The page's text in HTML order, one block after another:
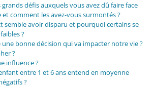
défis auxquels vous avez dû faire face
comment les avez-vous surmontés ?
semble avoir disparu et pourquoi certains se
?
bonne décision qui va impacter notre vie ?
?
influence ?
entre 1 et 6 ans entend en moyenne
?